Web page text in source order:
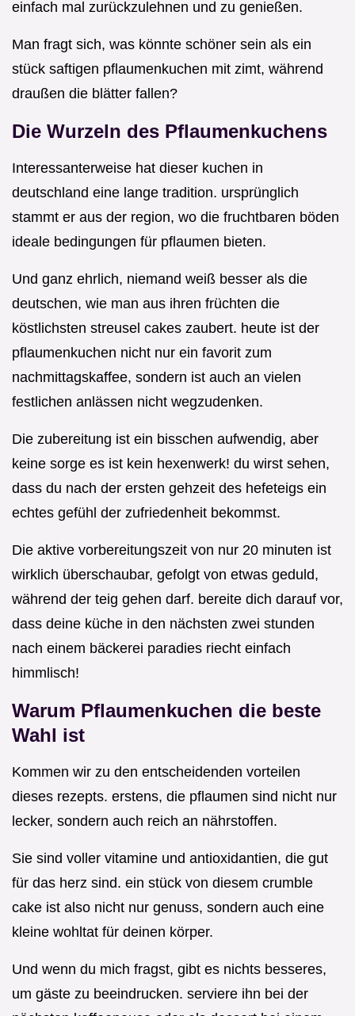
einfach mal zurückzulehnen und zu genießen.
Man fragt sich, was könnte schöner sein als ein
stück saftigen pflaumenkuchen mit zimt, während
draußen die blätter fallen?
Die Wurzeln des Pflaumenkuchens
Interessanterweise hat dieser kuchen in
deutschland eine lange tradition. ursprünglich
stammt er aus der region, wo die fruchtbaren böden
ideale bedingungen für pflaumen bieten.
Und ganz ehrlich, niemand weiß besser als die
deutschen, wie man aus ihren früchten die
köstlichsten streusel cakes zaubert. heute ist der
pflaumenkuchen nicht nur ein favorit zum
nachmittagskaffee, sondern ist auch an vielen
festlichen anlässen nicht wegzudenken.
Die zubereitung ist ein bisschen aufwendig, aber
keine sorge es ist kein hexenwerk! du wirst sehen,
dass du nach der ersten gehzeit des hefeteigs ein
echtes gefühl der zufriedenheit bekommst.
Die aktive vorbereitungszeit von nur 20 minuten ist
wirklich überschaubar, gefolgt von etwas geduld,
während der teig gehen darf. bereite dich darauf vor,
dass deine küche in den nächsten zwei stunden
nach einem bäckerei paradies riecht einfach
himmlisch!
Warum Pflaumenkuchen die beste
Wahl ist
Kommen wir zu den entscheidenden vorteilen
dieses rezepts. erstens, die pflaumen sind nicht nur
lecker, sondern auch reich an nährstoffen.
Sie sind voller vitamine und antioxidantien, die gut
für das herz sind. ein stück von diesem crumble
cake ist also nicht nur genuss, sondern auch eine
kleine wohltat für deinen körper.
Und wenn du mich fragst, gibt es nichts besseres,
um gäste zu beeindrucken. serviere ihn bei der